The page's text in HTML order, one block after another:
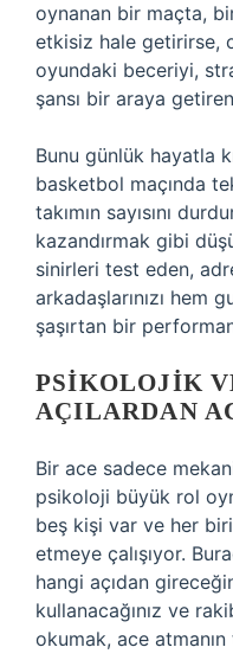
oynanan bir maçta,
etkisiz hale getirirse,
oyundaki beceriyi,
şansı bir araya
Bunu günlük hayatla
basketbol maçında
takımın sayısını
kazandırmak gibi
sinirleri test eden,
arkadaşlarınızı hem
şaşırtan bir
PSIKOLOJIK
AÇILARDAN
Bir ace sadece
psikoloji büyük rol
beş kişi var ve her
etmeye çalışıyor.
hangi açıdan
kullanacağınız ve
okumak, ace atmanın